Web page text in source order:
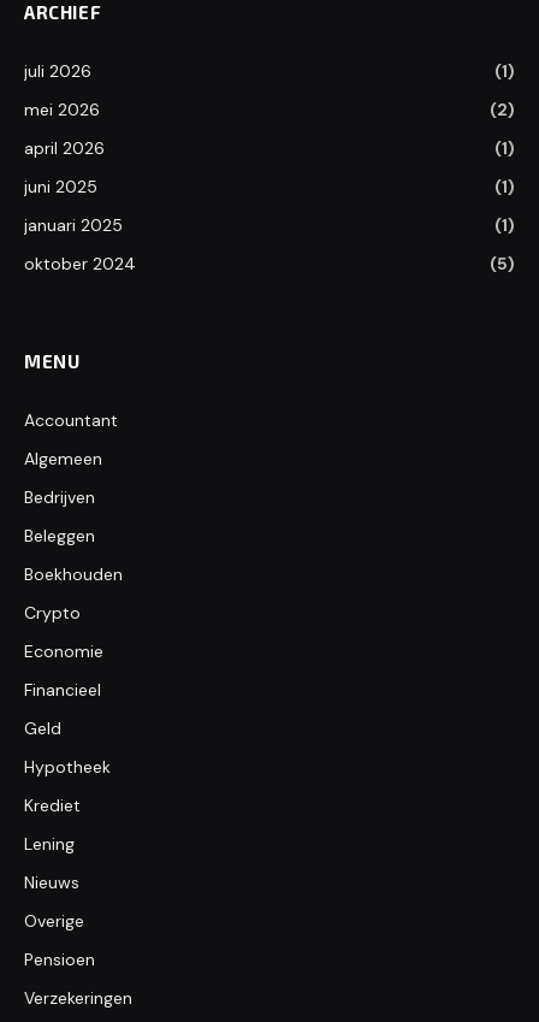
ARCHIEF
juli 2026
(1)
mei 2026
(2)
april 2026
(1)
juni 2025
(1)
januari 2025
(1)
oktober 2024
(5)
MENU
Accountant
Algemeen
Bedrijven
Beleggen
Boekhouden
Crypto
Economie
Financieel
Geld
Hypotheek
Krediet
Lening
Nieuws
Overige
Pensioen
Verzekeringen